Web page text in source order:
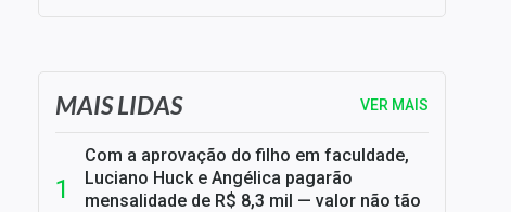
SELIC em 14%: A repercussão da decisão sobre os JUROS
MAIS LIDAS VER MAIS
Com a aprovação do filho em faculdade,
Luciano Huck e Angélica pagarão
mensalidade de R$ 8,3 mil — valor não tão